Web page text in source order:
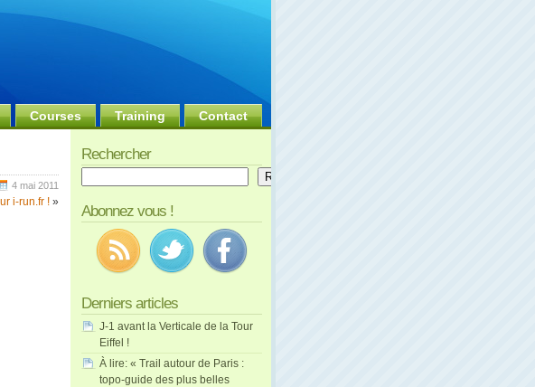
Courses Training Contact
4 mai 2011
i-run.fr ! »
Rechercher
Rechercher
Abonnez vous !
Derniers articles
J-1 avant la Verticale de la Tour
Eiffel !
À lire: « Trail autour de Paris :
topo-guide des plus belles